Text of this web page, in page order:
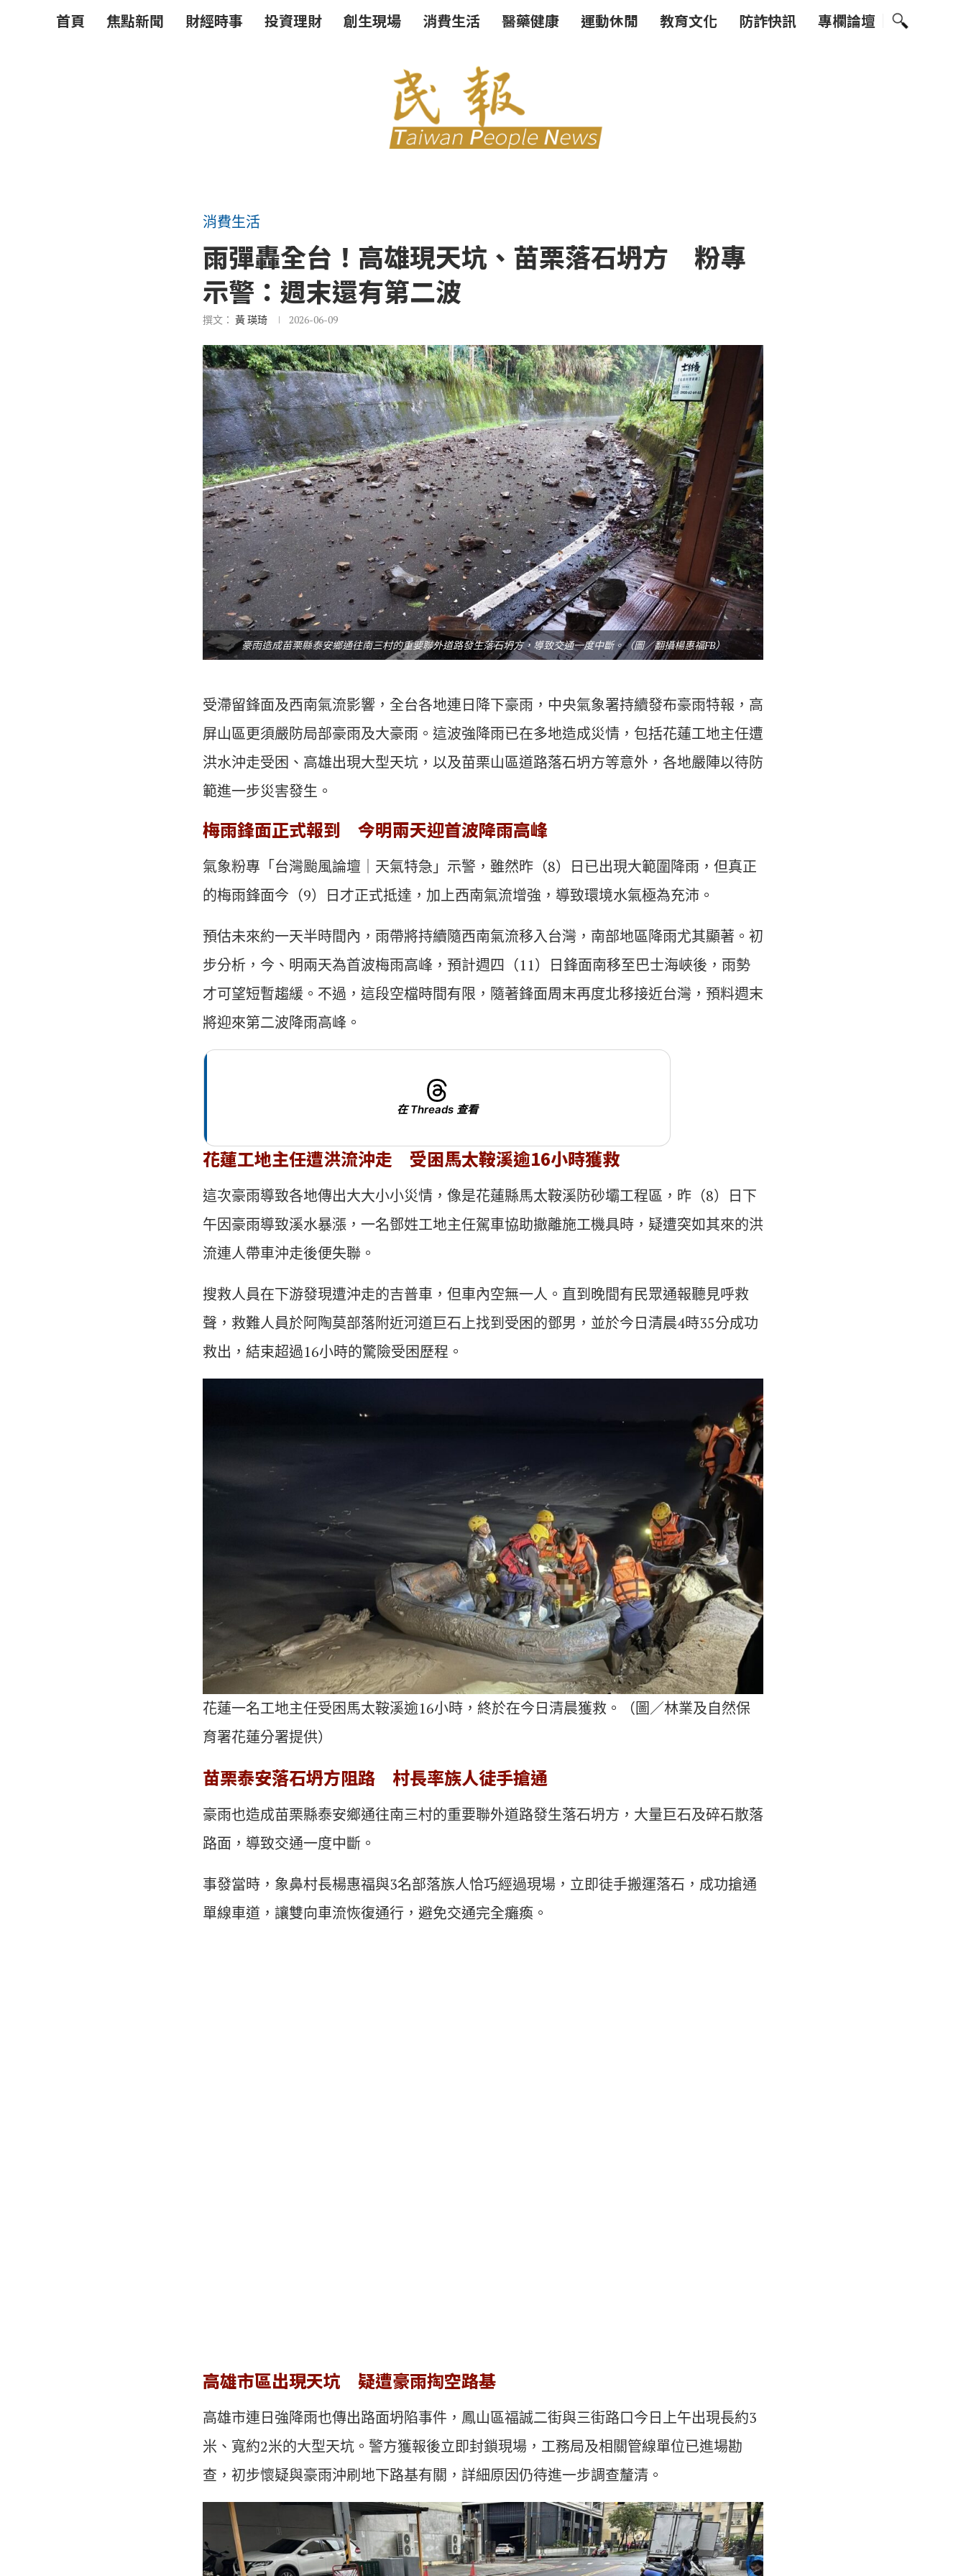
首頁 焦點新聞 財經時事 投資理財 創生現場 消費生活 醫藥健康 運動休閒 教育文化 防詐快訊 專欄論壇
消費生活
雨彈轟全台！高雄現天坑、苗栗落石坍方 粉專
示警：週末還有第二波
撰文： 黃 瑛琦 2026-06-09
豪雨造成苗栗縣泰安鄉通往南三村的重要聯外道路發生落石坍方，導致交通一度中斷。（圖／翻攝楊惠福FB ）
受滯留鋒面及西南氣流影響，全台各地連日降下豪雨，中央氣象署持續發布豪雨特報，高
屏山區更須嚴防局部豪雨及大豪雨。這波強降雨已在多地造成災情，包括花蓮工地主任遭
洪水沖走受困、高雄出現大型天坑，以及苗栗山區道路落石坍方等意外，各地嚴陣以待防
範進一步災害發生。
梅雨鋒面正式報到 今明兩天迎首波降雨高峰
氣象粉專「台灣颱風論壇｜天氣特急」示警，雖然昨（8）日已出現大範圍降雨，但真正
的梅雨鋒面今（9）日才正式抵達，加上西南氣流增強，導致環境水氣極為充沛。
預估未來約一天半時間內，雨帶將持續隨西南氣流移入台灣，南部地區降雨尤其顯著。初
步分析，今、明兩天為首波梅雨高峰，預計週四（11）日鋒面南移至巴士海峽後，雨勢
才可望短暫趨緩。不過，這段空檔時間有限，隨著鋒面周末再度北移接近台灣，預料週末
將迎來第二波降雨高峰。
在 Threads 查看
花蓮工地主任遭洪流沖走 受困馬太鞍溪逾16小時獲救
這次豪雨導致各地傳出大大小小災情，像是花蓮縣馬太鞍溪防砂壩工程區，昨（8）日下
午因豪雨導致溪水暴漲，一名鄧姓工地主任駕車協助撤離施工機具時，疑遭突如其來的洪
流連人帶車沖走後便失聯。
搜救人員在下游發現遭沖走的吉普車，但車內空無一人。直到晚間有民眾通報聽見呼救
聲，救難人員於阿陶莫部落附近河道巨石上找到受困的鄧男，並於今日清晨4時35分成功
救出，結束超過16小時的驚險受困歷程。
花蓮一名工地主任受困馬太鞍溪逾16小時，終於在今日清晨獲救。（圖／林業及自然保
育署花蓮分署提供）
苗栗泰安落石坍方阻路 村長率族人徒手搶通
豪雨也造成苗栗縣泰安鄉通往南三村的重要聯外道路發生落石坍方，大量巨石及碎石散落
路面，導致交通一度中斷。
事發當時，象鼻村長楊惠福與3名部落族人恰巧經過現場，立即徒手搬運落石，成功搶通
單線車道，讓雙向車流恢復通行，避免交通完全癱瘓。
高雄市區出現天坑 疑遭豪雨掏空路基
高雄市連日強降雨也傳出路面坍陷事件，鳳山區福誠二街與三街路口今日上午出現長約3
米、寬約2米的大型天坑。警方獲報後立即封鎖現場，工務局及相關管線單位已進場勘
查，初步懷疑與豪雨沖刷地下路基有關，詳細原因仍待進一步調查釐清。